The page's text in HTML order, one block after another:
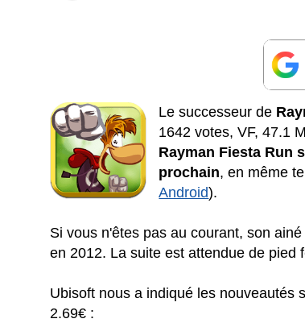
Le successeur de
1642 votes, VF, 47.1
Rayman Fiesta Run
prochain, en même
Android).
Si vous n'êtes pas au courant, son
en 2012. La suite est attendue de pied
Ubisoft nous a indiqué les nouveautés
2.69€ :